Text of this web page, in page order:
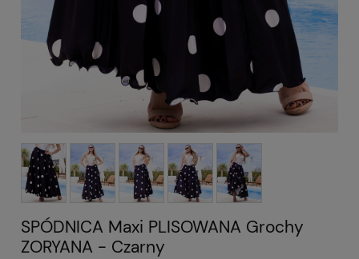
SPÓDNICA Maxi PLISOWANA Grochy
ZORYANA - Czarny